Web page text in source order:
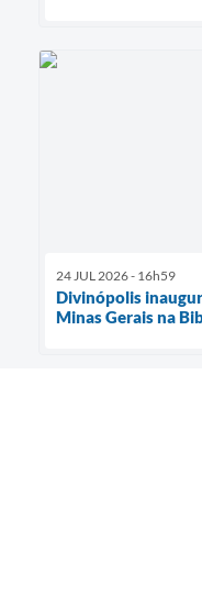
24 JUL 2026 - 16h59
Divinópolis
Minas Gerais na